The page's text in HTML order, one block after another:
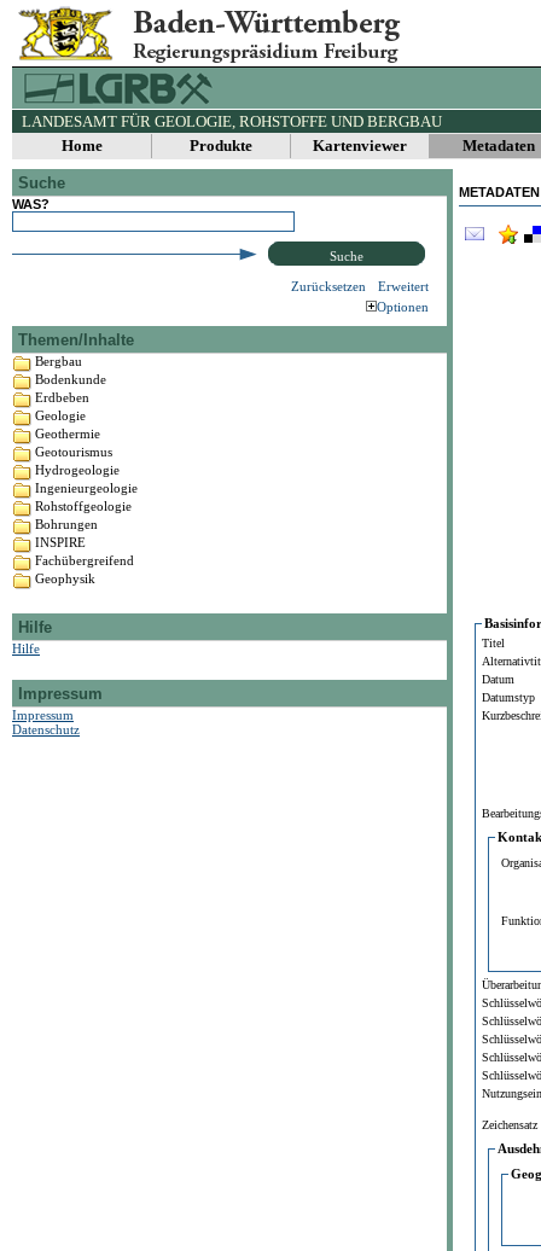
LANDESAMT FÜR GEOLOGIE, ROHSTOFFE UND BERGBAU
Home
Produkte Kartenviewer Metadaten
Suche
WAS?
Suche
Zurücksetzen
Erweitert
Optionen
Themen/Inhalte
Bergbau
Bodenkunde
Erdbeben
Geologie
Geothermie
Geotourismus
Hydrogeologie
Ingenieurgeologie
Rohstoffgeologie
Bohrungen
INSPIRE
Fachübergreifend
Geophysik
Hilfe
Hilfe
Impressum
Impressum
Datenschutz
Titel
Datum
Datumstyp
Zeichensatz